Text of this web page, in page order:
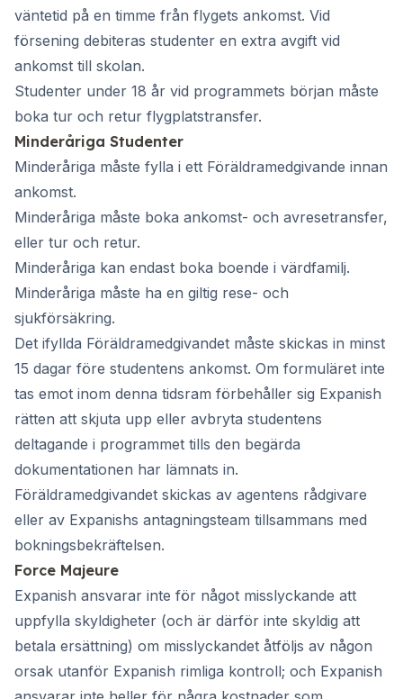
väntetid på en timme från flygets ankomst. Vid
försening debiteras studenter en extra avgift vid
ankomst till skolan.
Studenter under 18 år vid programmets början måste
boka tur och retur flygplatstransfer.
Minderåriga Studenter
Minderåriga måste fylla i ett Föräldramedgivande innan
ankomst.
Minderåriga måste boka ankomst- och avresetransfer,
eller tur och retur.
Minderåriga kan endast boka boende i värdfamilj.
Minderåriga måste ha en giltig rese- och
sjukförsäkring.
Det ifyllda Föräldramedgivandet måste skickas in minst
15 dagar före studentens ankomst. Om formuläret inte
tas emot inom denna tidsram förbehåller sig Expanish
rätten att skjuta upp eller avbryta studentens
deltagande i programmet tills den begärda
dokumentationen har lämnats in.
Föräldramedgivandet skickas av agentens rådgivare
eller av Expanishs antagningsteam tillsammans med
bokningsbekräftelsen.
Force Majeure
Expanish ansvarar inte för något misslyckande att
uppfylla skyldigheter (och är därför inte skyldig att
betala ersättning) om misslyckandet åtföljs av någon
orsak utanför Expanish rimliga kontroll; och Expanish